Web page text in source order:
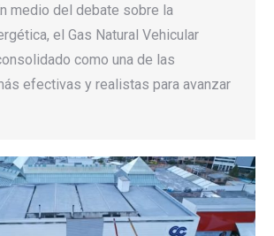
medio del debate sobre la
el Gas Natural Vehicular
como una de las
efectivas y realistas para avanzar